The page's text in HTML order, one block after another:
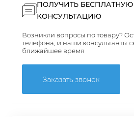
ПОЛУЧИТЬ БЕСПЛАТНУЮ
КОНСУЛЬТАЦИЮ
Возникли вопросы по товару?
телефона, и наши консультанты
ближайшее время
Заказать звонок